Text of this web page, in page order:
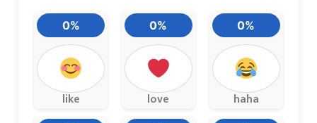
0%
like
0%
love
0%
haha